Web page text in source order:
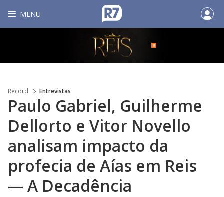
MENU
Record Entrevistas
Paulo Gabriel, Guilherme
Dellorto e Vitor Novello
analisam impacto da
profecia de Aías em Reis
— A Decadência